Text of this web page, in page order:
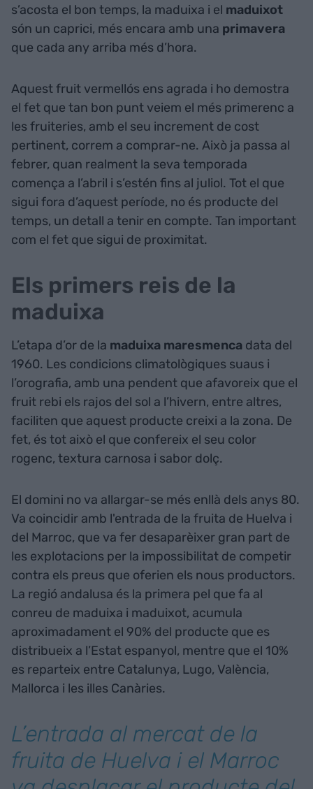
s’acosta el bon temps, la maduixa i el maduixot
són un caprici, més encara amb una primavera
que cada any arriba més d’hora.
Aquest fruit vermellós ens agrada i ho demostra
el fet que tan bon punt veiem el més primerenc a
les fruiteries, amb el seu increment de cost
pertinent, correm a comprar-ne. Això ja passa al
febrer, quan realment la seva temporada
comença a l’abril i s’estén fins al juliol. Tot el que
sigui fora d’aquest període, no és producte del
temps, un detall a tenir en compte. Tan important
com el fet que sigui de proximitat.
Els primers reis de la
maduixa
L’etapa d’or de la maduixa maresmenca data del
1960. Les condicions climatològiques suaus i
l’orografia, amb una pendent que afavoreix que el
fruit rebi els rajos del sol a l’hivern, entre altres,
faciliten que aquest producte creixi a la zona. De
fet, és tot això el que confereix el seu color
rogenc, textura carnosa i sabor dolç.
El domini no va allargar-se més enllà dels anys 80.
Va coincidir amb l'entrada de la fruita de Huelva i
del Marroc, que va fer desaparèixer gran part de
les explotacions per la impossibilitat de competir
contra els preus que oferien els nous productors.
La regió andalusa és la primera pel que fa al
conreu de maduixa i maduixot, acumula
aproximadament el 90% del producte que es
distribueix a l’Estat espanyol, mentre que el 10%
es reparteix entre Catalunya, Lugo, València,
Mallorca i les illes Canàries.
L’entrada al mercat de la
fruita de Huelva i el Marroc